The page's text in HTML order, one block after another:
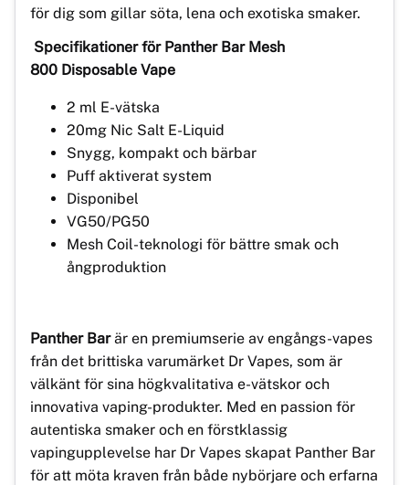
för dig som gillar söta, lena och exotiska smaker.
Specifikationer för Panther Bar Mesh
800 Disposable Vape
2 ml E-vätska
20mg Nic Salt E-Liquid
Snygg, kompakt och bärbar
Puff aktiverat system
Disponibel
VG50/PG50
Mesh Coil-teknologi för bättre smak och
ångproduktion
Panther Barär en premiumserie av engångs-vapes
från det brittiska varumärket Dr Vapes, som är
välkänt för sina högkvalitativa e-vätskor och
innovativa vaping-produkter. Med en passion för
autentiska smaker och en förstklassig
vapingupplevelse har Dr Vapes skapat Panther Bar
för att möta kraven från både nybörjare och erfarna